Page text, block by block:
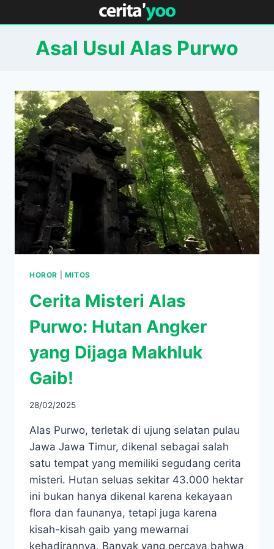
to
Asal Usul Alas Purwo
HOROR MITOS
Cerita Misteri Alas
Purwo: Hutan Angker
yang Dijaga Makhluk
Gaib!
28/02/2025
Alas Purwo, terletak di ujung selatan pulau
Jawa Jawa Timur, dikenal sebagai salah
satu tempat yang memiliki segudang cerita
misteri. Hutan seluas sekitar 43.000 hektar
ini bukan hanya dikenal karena kekayaan
flora dan faunanya, tetapi juga karena
kisah-kisah gaib yang mewarnai
kehadirannya. Banyak yang percaya bahwa